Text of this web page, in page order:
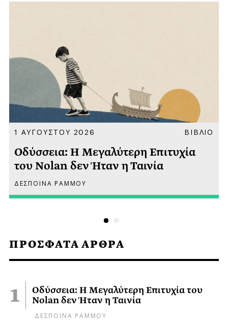
ΠΡΟΣΦΑΤΑ ΑΡΘΡΑ
Οδύσσεια: Η Μεγαλύτερη Επιτυχία του
Nolan δεν Ήταν η Ταινία
ΔΕΣΠΟΙΝΑ ΡΑΜΜΟΥ
1 ΑΥΓΟΥΣΤΟΥ 2026 ΒΙΒΛΙΟ
Οδύσσεια: Η Μεγαλύτερη Επιτυχία
του Nolan δεν Ήταν η Ταινία
ΔΕΣΠΟΙΝΑ ΡΑΜΜΟΥ